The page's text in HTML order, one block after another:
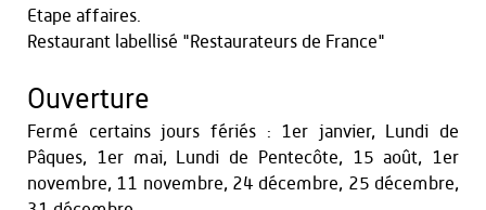
Etape affaires.
Restaurant labellisé "Restaurateurs de France"
Ouverture
Fermé certains jours fériés : 1er janvier, Lundi de
Pâques, 1er mai, Lundi de Pentecôte, 15 août, 1er
novembre, 11 novembre, 24 décembre, 25 décembre,